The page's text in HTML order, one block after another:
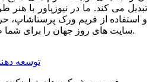
تبدیل می کند. ما در نیوزپاور با هنر
و استفاده از فریم ورک پرستاشاپ،
سایت های روز جهان را برای شما طراحی می کنیم.
توسعه